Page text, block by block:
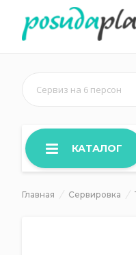
Сервиз на 6 персон
КАТАЛОГ
Главная Сервировка